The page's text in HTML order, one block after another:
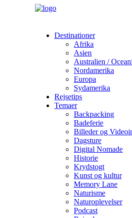
Destinationer
Afrika
Asien
Australien /
Nordamerika
Europa
Sydamerika
Rejsetips
Temaer
Backpacking
Badeferie
Billeder og
Dagsture
Digital Nomade
Historie
Krydstogt
Kunst og kultur
Memory Lane
Naturisme
Naturoplevelser
Podcast